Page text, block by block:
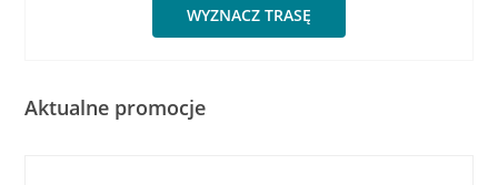
WYZNACZ TRASĘ
Aktualne promocje